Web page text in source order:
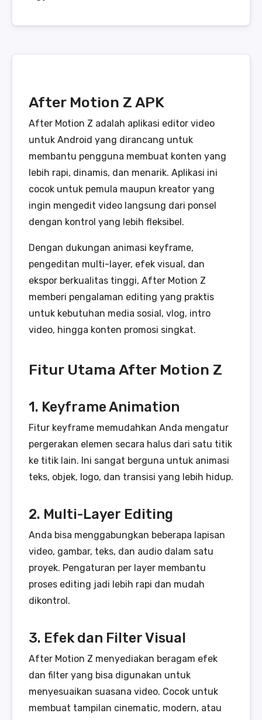
After Motion Z APK
After Motion Z adalah aplikasi editor video
untuk Android yang dirancang untuk
membantu pengguna membuat konten yang
lebih rapi, dinamis, dan menarik. Aplikasi ini
cocok untuk pemula maupun kreator yang
ingin mengedit video langsung dari ponsel
dengan kontrol yang lebih fleksibel.
Dengan dukungan animasi keyframe,
pengeditan multi-layer, efek visual, dan
ekspor berkualitas tinggi, After Motion Z
memberi pengalaman editing yang praktis
untuk kebutuhan media sosial, vlog, intro
video, hingga konten promosi singkat.
Fitur Utama After Motion Z
1. Keyframe Animation
Fitur keyframe memudahkan Anda mengatur
pergerakan elemen secara halus dari satu titik
ke titik lain. Ini sangat berguna untuk animasi
teks, objek, logo, dan transisi yang lebih hidup.
2. Multi-Layer Editing
Anda bisa menggabungkan beberapa lapisan
video, gambar, teks, dan audio dalam satu
proyek. Pengaturan per layer membantu
proses editing jadi lebih rapi dan mudah
dikontrol.
3. Efek dan Filter Visual
After Motion Z menyediakan beragam efek
dan filter yang bisa digunakan untuk
menyesuaikan suasana video. Cocok untuk
membuat tampilan cinematic, modern, atau